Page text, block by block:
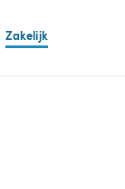
Zakelijk